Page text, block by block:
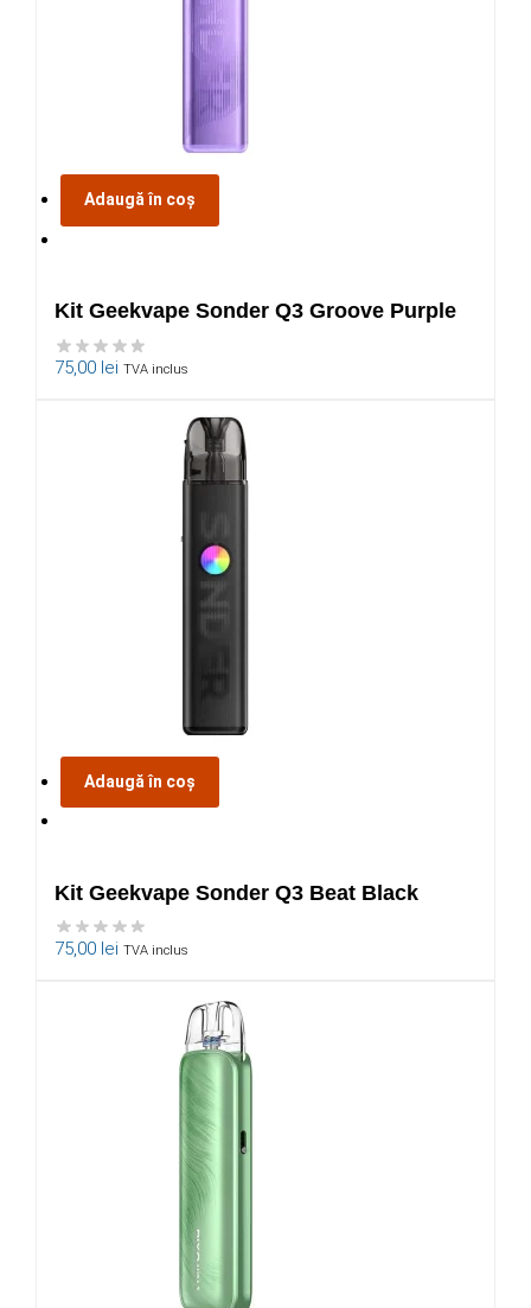
Adaugă în coș
Kit Geekvape Sonder Q3 Groove Purple
75,00 lei TVA inclus
Adaugă în coș
Kit Geekvape Sonder Q3 Beat Black
75,00 lei TVA inclus